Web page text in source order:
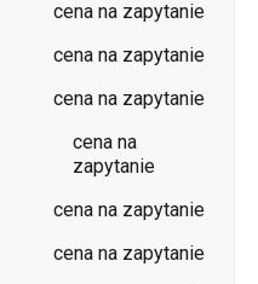
cena na zapytanie
cena na zapytanie
cena na zapytanie
cena na
zapytanie
cena na zapytanie
cena na zapytanie